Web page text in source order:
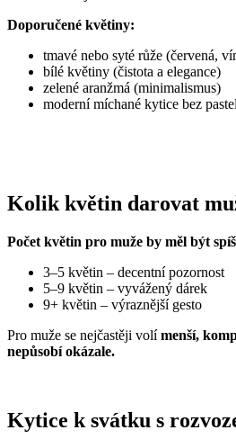
Doporučené květiny:
tmavé nebo syté růže (červená,
bílé květiny (čistota a elegance)
zelené aranžmá (minimalismus)
moderní míchané kytice bez
Kolik květin darovat
Počet květin pro muže by měl být
3–5 květin – decentní pozornost
5–9 květin – vyvážený dárek
9+ květin – výraznější gesto
Pro muže se nejčastěji volímenší,
nepůsobí okázale.
Kytice k svátku s